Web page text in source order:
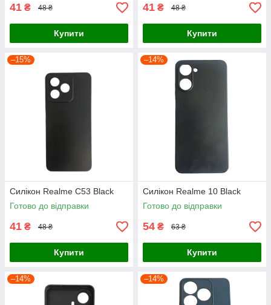
41 ₴ 48 ₴
Купити
41 ₴ 48 ₴
Купити
–15%
Силікон Realme C53 Black
Готово до відправки
41 ₴ 48 ₴
Купити
–14%
Силікон Realme 10 Black
Готово до відправки
54 ₴ 63 ₴
Купити
–14% –14%